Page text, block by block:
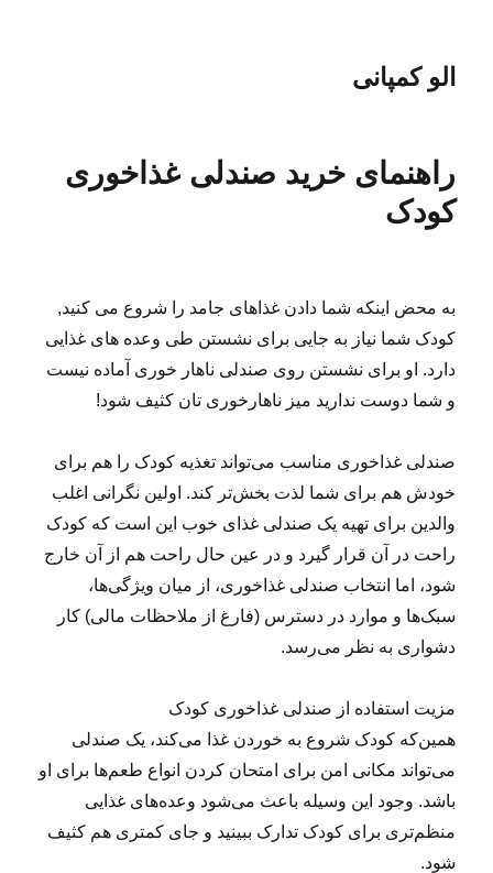
الو کمپانی
راهنمای خرید صندلی غذاخوری
کودک
به محض اینکه شما دادن غذاهای جامد را شروع می کنید,
کودک شما نیاز به جایی برای نشستن طی وعده های غذایی
دارد. او برای نشستن روی صندلی ناهار خوری آماده نیست
و شما دوست ندارید میز ناهارخوری تان کثیف شود!
صندلی غذاخوری مناسب می‌تواند تغذیه کودک را هم برای
خودش هم برای شما لذت بخش‌تر کند. اولین نگرانی اغلب
والدین برای تهیه یک صندلی غذای خوب این است که کودک
راحت در آن قرار گیرد و در عین حال راحت هم از آن خارج
شود، اما انتخاب صندلی غذاخوری، از میان ویژگی‌ها،
سبک‌ها و موارد در دسترس (فارغ از ملاحظات مالی) کار
دشواری به نظر می‌رسد.
مزیت استفاده از صندلی غذاخوری کودک
همین‌که کودک شروع به خوردن غذا می‌کند، یک صندلی
می‌تواند مکانی امن برای امتحان کردن انواع طعم‌ها برای او
باشد. وجود این وسیله باعث می‌شود وعده‌های غذایی
منظم‌تری برای کودک تدارک ببینید و جای کمتری هم کثیف
شود.